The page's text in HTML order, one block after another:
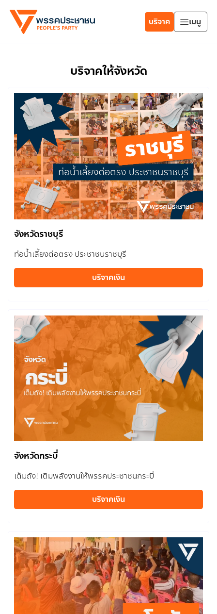
บริจาค เมนู
บริจาคให้จังหวัด
จังหวัดราชบุรี
ท่อน้ำเลี้ยงต่อตรง ประชาชนราชบุรี
บริจาคเงิน
จังหวัดกระบี่
เต็มถัง! เติมพลังงานให้พรรคประชาชนกระบี่
บริจาคเงิน